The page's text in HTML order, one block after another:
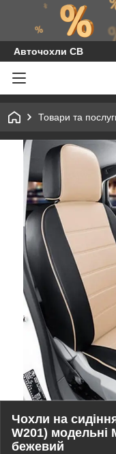
Авточохли СВ
Товари та
Чохли на
W201) модельні
бежевий